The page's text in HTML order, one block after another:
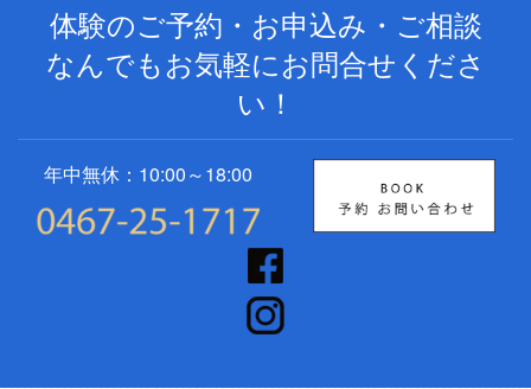
体験のご予約・お申込み・ご相談
なんでもお気軽にお問合せくださ
い！
年中無休：10:00～18:00